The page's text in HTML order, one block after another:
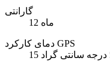
گارانتی
12 ماه
دمای کارکرد GPS